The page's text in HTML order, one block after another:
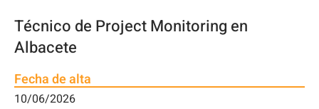
Técnico de Project Monitoring en
Albacete
Fecha de alta
10/06/2026